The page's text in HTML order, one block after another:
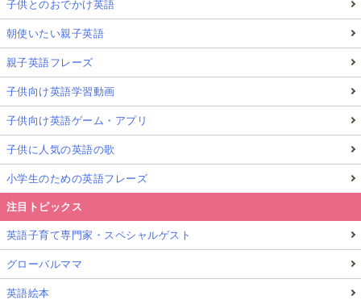
子供とのおでかけ英語
朝使いたい親子英語
親子英語フレーズ
子供向け英語学習動画
子供向け英語ゲーム・アプリ
子供に人気の英語の歌
小学生のための英語フレーズ
注目トピックス
英語子育て専門家・スペシャルゲスト
グローバルママ
英語絵本